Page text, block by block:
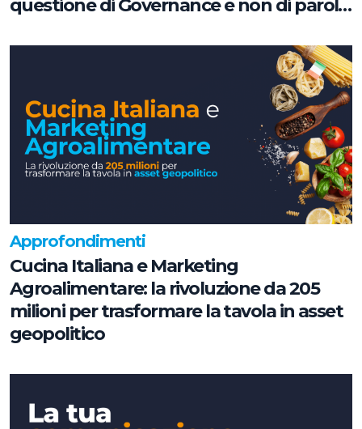
questione di Governance e non di parole
Approfondimenti
Cucina Italiana e Marketing
Agroalimentare: la rivoluzione da 205
milioni per trasformare la tavola in asset
geopolitico